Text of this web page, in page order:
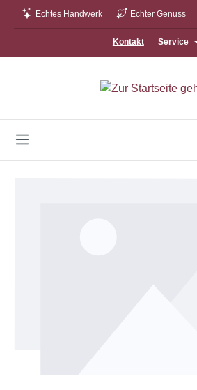
Zum Hauptinhalt springen
Echtes Handwerk Echter Genuss
Kontakt Service